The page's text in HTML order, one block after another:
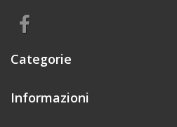
Categorie
Informazioni